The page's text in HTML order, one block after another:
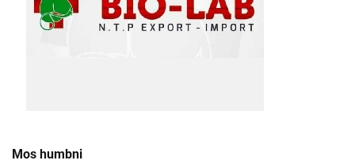
Mos humbni